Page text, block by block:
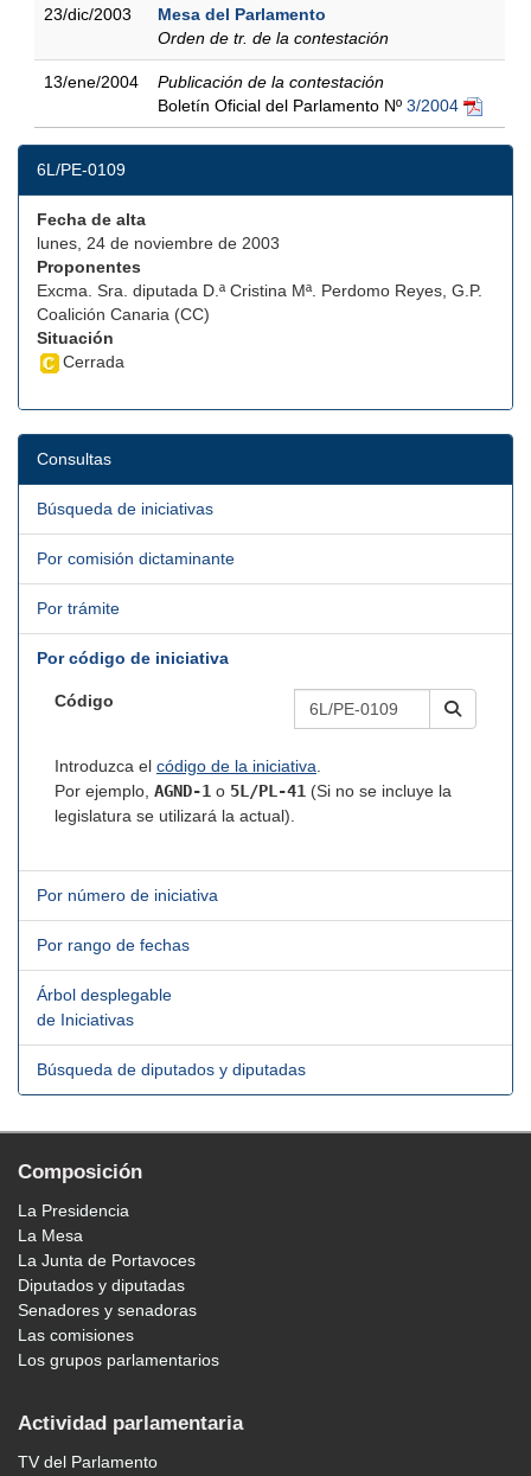
23/dic/2003
Mesa del Parlamento
Orden de tr. de la contestación
13/ene/2004
Publicación de la contestación
Boletín Oficial del Parlamento Nº 3/2004
6L/PE-0109
Fecha de alta
lunes, 24 de noviembre de 2003
Proponentes
Excma. Sra. diputada D.ª Cristina Mª. Perdomo Reyes, G.P.
Coalición Canaria (CC)
Situación
Cerrada
Consultas
Búsqueda de iniciativas
Por comisión dictaminante
Por trámite
Por código de iniciativa
Código
Introduzca el código de la iniciativa.
Por ejemplo, AGND-1 o 5L/PL-41 (Si no se incluye la
legislatura se utilizará la actual).
Por número de iniciativa
Por rango de fechas
Árbol desplegable
de Iniciativas
Búsqueda de diputados y diputadas
Composición
La Presidencia
La Mesa
La Junta de Portavoces
Diputados y diputadas
Senadores y senadoras
Las comisiones
Los grupos parlamentarios
Actividad parlamentaria
TV del Parlamento